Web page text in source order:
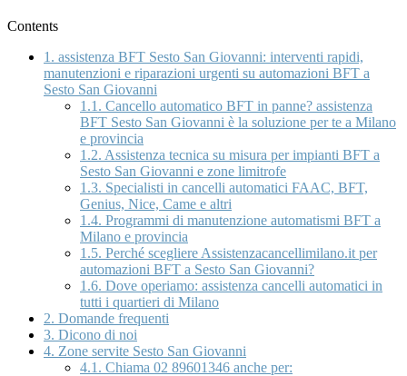
Contents
1. assistenza BFT Sesto San Giovanni: interventi rapidi,
manutenzioni e riparazioni urgenti su automazioni BFT a
Sesto San Giovanni
1.1. Cancello automatico BFT in panne? assistenza
BFT Sesto San Giovanni è la soluzione per te a Milano
e provincia
1.2. Assistenza tecnica su misura per impianti BFT a
Sesto San Giovanni e zone limitrofe
1.3. Specialisti in cancelli automatici FAAC, BFT,
Genius, Nice, Came e altri
1.4. Programmi di manutenzione automatismi BFT a
Milano e provincia
1.5. Perché scegliere Assistenzacancellimilano.it per
automazioni BFT a Sesto San Giovanni?
1.6. Dove operiamo: assistenza cancelli automatici in
tutti i quartieri di Milano
2. Domande frequenti
3. Dicono di noi
4. Zone servite Sesto San Giovanni
4.1. Chiama 02 89601346 anche per: